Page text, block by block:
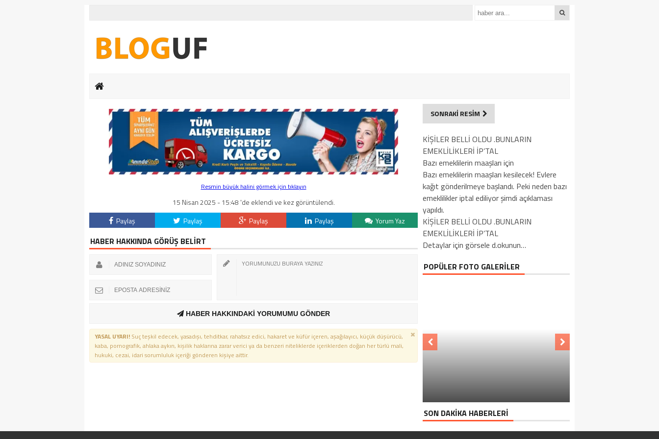
Resmin büyük halini görmek için tıklayın
15 Nisan 2025 - 15:48 'de eklendi ve kez görüntülendi.
Paylaş
Paylaş Paylaş Paylaş Yorum Yaz
HABER HAKKINDA GÖRÜŞ BELİRT
HABER HAKKINDAKİ YORUMUMU GÖNDER
YASAL UYARI! Suç teşkil edecek, yasadışı, tehditkar, rahatsız edici, hakaret ve küfür içeren, aşağılayıcı, küçük düşürücü,
kaba, pornografik, ahlaka aykırı, kişilik haklarına zarar verici ya da benzeri niteliklerde içeriklerden doğan her türlü mali,
hukuki, cezai, idari sorumluluk içeriği gönderen kişiye aittir.
SONRAKİ RESİM
KİŞİLER BELLİ OLDU .BUNLARIN
EMEKLİLİKLERİ İP’TAL
Bazı emeklilerin maaşları için
Bazı emeklilerin maaşları kesilecek! Evlere
kağıt gönderilmeye başlandı. Peki neden bazı
emeklilikler iptal ediliyor şimdi açıklaması
yapıldı.
KİŞİLER BELLİ OLDU .BUNLARIN
EMEKLİLİKLERİ İP’TAL
Detaylar için görsele d.okunun…
POPÜLER FOTO GALERİLER
SON DAKİKA HABERLERİ